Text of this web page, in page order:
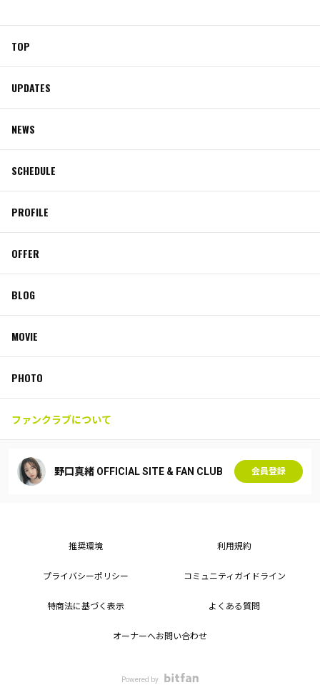
TOP
UPDATES
NEWS
SCHEDULE
PROFILE
OFFER
BLOG
MOVIE
PHOTO
ファンクラブについて
野口真緒 OFFICIAL SITE & FAN CLUB 会員登録
推奨環境 利用規約
プライバシーポリシー コミュニティガイドライン
特商法に基づく表示 よくある質問
オーナーへお問い合わせ
Powered by